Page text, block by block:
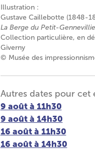
Illustration :
Gustave Caillebotte (1848-
La Berge du Petit-
Collection particulière, en
Giverny
© Musée des
Autres dates pour cet
9 août à 11h30
9 août à 14h30
16 août à 11h30
16 août à 14h30